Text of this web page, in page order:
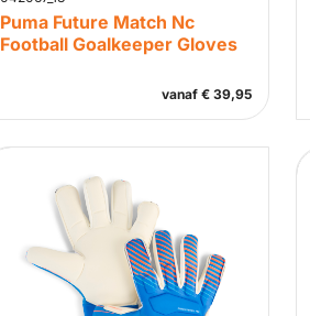
Puma Future Match Nc
Football Goalkeeper Gloves
vanaf € 39,95